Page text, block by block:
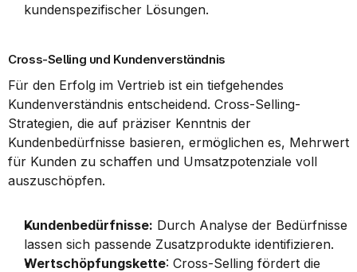
kundenspezifischer Lösungen.
Cross-Selling und Kundenverständnis
Für den Erfolg im Vertrieb ist ein tiefgehendes
Kundenverständnis entscheidend. Cross-Selling-
Strategien, die auf präziser Kenntnis der
Kundenbedürfnisse basieren, ermöglichen es, Mehrwert
für Kunden zu schaffen und Umsatzpotenziale voll
auszuschöpfen.
Kundenbedürfnisse: Durch Analyse der Bedürfnisse
lassen sich passende Zusatzprodukte identifizieren.
Wertschöpfungskette: Cross-Selling fördert die